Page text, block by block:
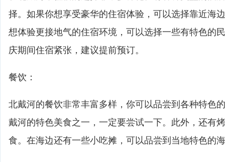
择。如果你想享受豪华的住宿体验，可以选择靠近海
想体验更接地气的住宿环境，可以选择一些有特色的
庆期间住宿紧张，建议提前预订。
餐饮：
北戴河的餐饮非常丰富多样，你可以品尝到各种特色
戴河的特色美食之一，一定要尝试一下。此外，还有
食。在海边还有一些小吃摊，可以品尝到当地特色的